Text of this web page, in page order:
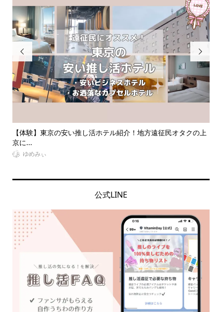

タクの上 【体験談あり】推しダイエットを成功させる！オタク必見

公式LINE